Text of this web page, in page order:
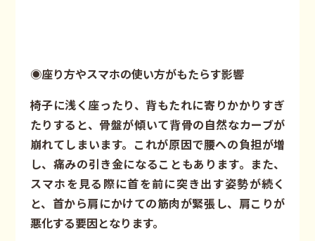
◉座り方やスマホの使い方がもたらす影響
椅子に浅く座ったり、背もたれに寄りかかりすぎ
たりすると、骨盤が傾いて背骨の自然なカーブが
崩れてしまいます。これが原因で腰への負担が増
し、痛みの引き金になることもあります。また、
スマホを見る際に首を前に突き出す姿勢が続く
と、首から肩にかけての筋肉が緊張し、肩こりが
悪化する要因となります。